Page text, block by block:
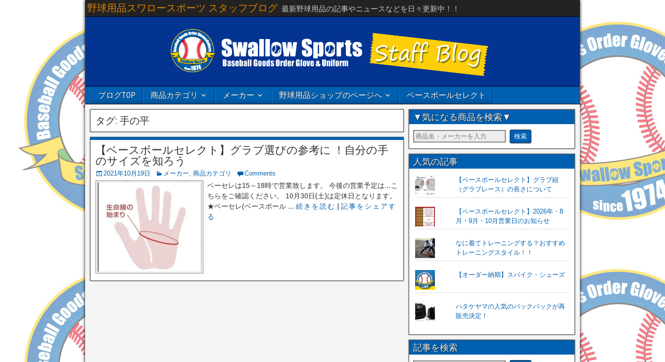
野球用品スワロースポーツ スタッフブログ 最新野球用品の記事やニュースなどを日々更新中！！
ブログTOP 商品カテゴリ メーカー 野球用品ショップのページへ ベースボールセレクト
タグ: 手の平
【ベースボールセレクト】グラブ選びの参考に ！自分の手
のサイズを知ろう
2021年10月19日 メーカー, 商品カテゴリ Comments
ベーセレは15～18時で営業致します。 今後の営業予定は…こ
ちらをご確認ください。 10月30日(土)は定休日となります。
★ベーセレ(ベースボール ... 続きを読む
記事をシェアす
る
▼気になる商品を検索▼
人気の記事
【ベースボールセレクト】グラブ紐
（グラブレース）の長さについて
【ベースボールセレクト】2026年・8
月・9月・10月営業日のお知らせ
なに着てトレーニングする？おすすめ
トレーニングスタイル！！
【オーダー納期】スパイク・シューズ
ハタケヤマの人気のバックパックが再
販売決定！
記事を検索